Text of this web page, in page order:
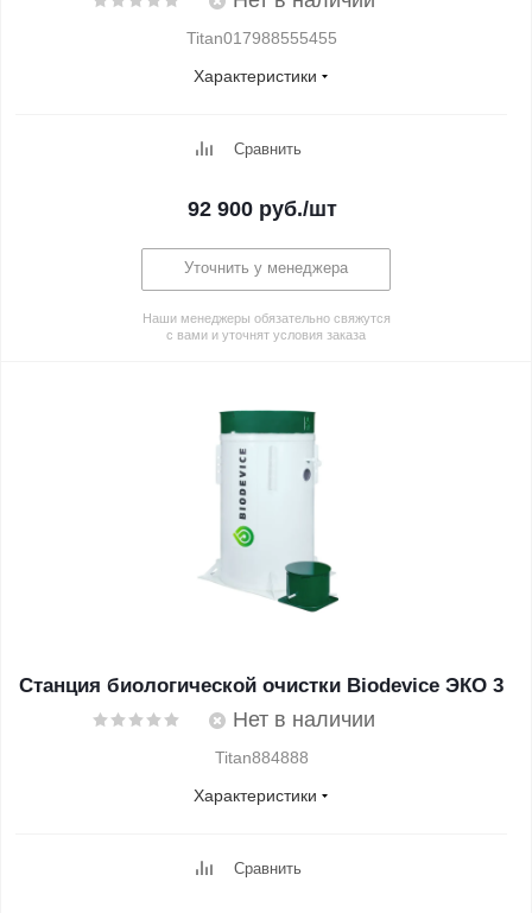
Titan017988555455
Характеристики
Сравнить
92 900руб./шт
Уточнить у менеджера
Наши менеджеры обязательно свяжутся
с вами и уточнят условия заказа
Станция биологической очистки Biodevice ЭКО 3
Нет в наличии
Titan884888
Характеристики
Сравнить